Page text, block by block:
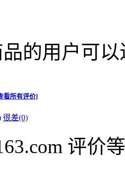
的用户可
看所有评价]
很差(0)
评价